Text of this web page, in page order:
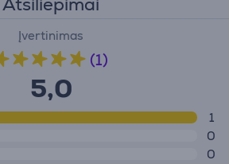
Įvertinimas
(1)
5,0
1
0
0